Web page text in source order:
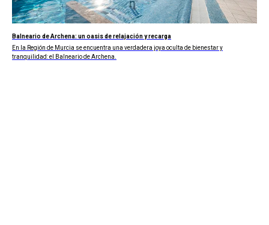
Balneario de Archena: un oasis de relajación y recarga
En la Región de Murcia se encuentra una verdadera joya oculta de bienestar y
tranquilidad: el Balneario de Archena.